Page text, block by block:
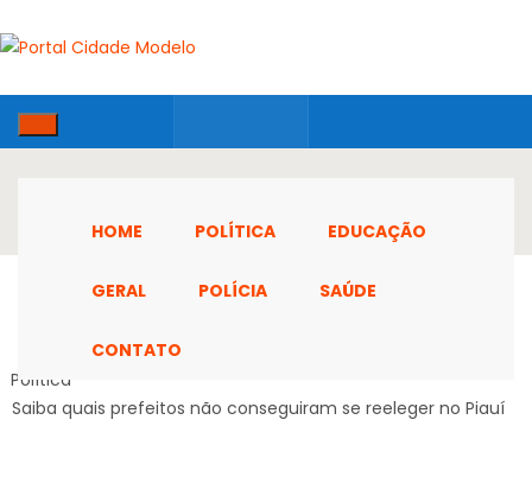
HOME POLÍTICA EDUCAÇÃO
GERAL POLÍCIA SAÚDE
CONTATO
Política
Saiba quais prefeitos não conseguiram se reeleger no Piauí